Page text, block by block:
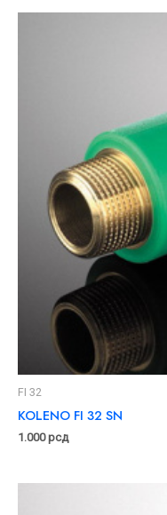
FI 32
KOLENO FI 32 SN
1.000рсд